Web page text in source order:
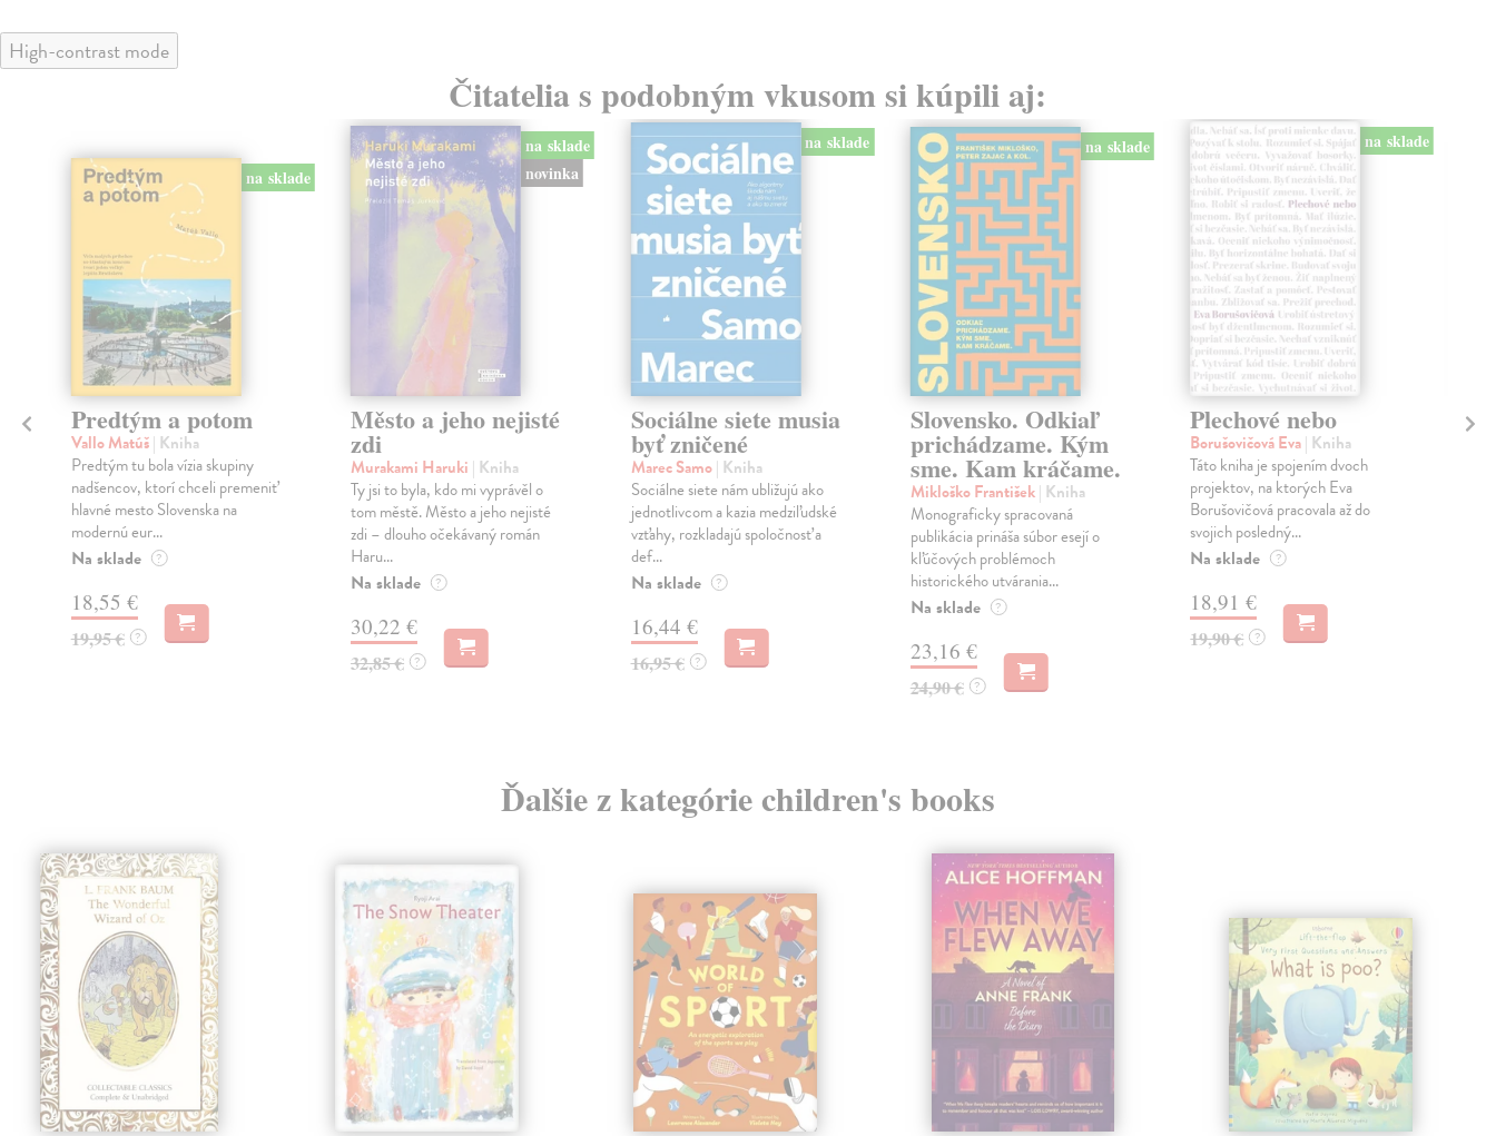
High-contrast mode
Čitatelia s podobným vkusom si kúpili aj:
na sklade
Predtým a potom
Vallo Matúš| Kniha
Predtým tu bola vízia skupiny
nadšencov, ktorí chceli premeniť
hlavné mesto Slovenska na
modernú eur...
Na sklade ?
18,55 €
19,95 € ?
na sklade
novinka
Město a jeho nejisté
zdi
Murakami Haruki | Kniha
Ty jsi to byla, kdo mi vyprávěl o
tom městě. Město a jeho nejisté
zdi – dlouho očekávaný román
Haru...
Na sklade ?
30,22 €
32,85 € ?
na sklade
Sociálne siete musia
byť zničené
Marec Samo| Kniha
Sociálne siete nám ubližujú ako
jednotlivcom a kazia medziľudské
vzťahy, rozkladajú spoločnosť a
def...
Na sklade ?
16,44 €
16,95 € ?
na sklade
Slovensko. Odkiaľ
prichádzame. Kým
sme. Kam kráčame.
Mikloško František| Kniha
Monograficky spracovaná
publikácia prináša súbor esejí o
kľúčových problémoch
historického utvárania...
Na sklade ?
23,16 €
24,90 € ?
na sklade
Plechové nebo
Borušovičová Eva| Kniha
Táto kniha je spojením dvoch
projektov, na ktorých Eva
Borušovičová pracovala až do
svojich posledný...
Na sklade ?
18,91 €
19,90 € ?
Ďalšie z kategórie children's books